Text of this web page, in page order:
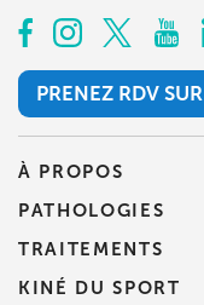
PRENEZ RDV SUR
PRENEZ RDV SUR
À PROPOS
PATHOLOGIES
TRAITEMENTS
KINÉ DU SPORT